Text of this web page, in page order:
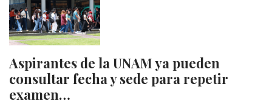
Aspirantes de la UNAM ya pueden
consultar fecha y sede para repetir
examen…